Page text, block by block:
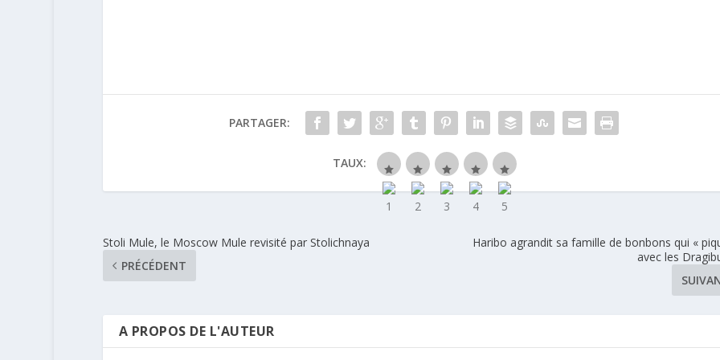
PARTAGER:
TAUX:
Stoli Mule, le Moscow Mule revisité par Stolichnaya
PRÉCÉDENT
Haribo agrandit sa famille de bonbons qui «
avec les
A PROPOS DE L'AUTEUR